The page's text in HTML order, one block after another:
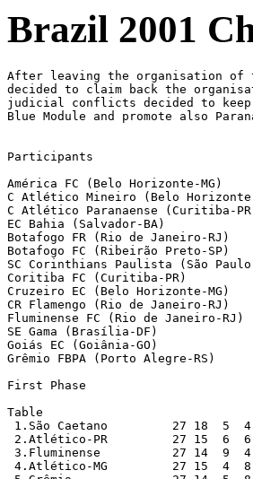
Brazil 2001
After leaving the organisation of the 2000 tournament to the Clube dos 13, CBF 
decided to claim back the organisation of that tournament in 2001.  To avoid
judicial conflicts decided to keep in the 1st level all participants of the 2000 
Blue Module and promote also Paraná, São Caetano and Botafogo-SP.


Participants

América FC (Belo Horizonte-MG)              Guarani FC (Campinas-SP)
C Atlético Mineiro (Belo Horizonte-MG)      SC Internacional (Porto Alegre-RS)
C Atlético Paranaense (Curitiba-PR)         EC Juventude (Caxias do Sul-RS)
EC Bahia (Salvador-BA)                      SE Palmeiras (São Paulo-SP)
Botafogo FR (Rio de Janeiro-RJ)             Paraná Clube (Curitiba-PR)
Botafogo FC (Ribeirão Preto-SP)             AA Ponte Preta (Campinas-SP)
SC Corinthians Paulista (São Paulo-SP)      A Portuguesa de Desportos (São Paulo-SP)
Coritiba FC (Curitiba-PR)                   Santa Cruz FC (Recife-PE)
Cruzeiro EC (Belo Horizonte-MG)             Santos FC (SP)
CR Flamengo (Rio de Janeiro-RJ)             AD São Caetano (São Caetano do Sul-SP)
Fluminense FC (Rio de Janeiro-RJ)           São Paulo FC (SP)
SE Gama (Brasília-DF)                       Sport Club Recife (PE)
Goiás EC (Goiânia-GO)                       CR Vasco da Gama (Rio de Janeiro-RJ)
Grêmio FBPA (Porto Alegre-RS)               EC Vitória (Salvador-BA)

First Phase

Table
 1.São Caetano         27 18  5  4  48-25  59  Qualified
 2.Atlético-PR         27 15  6  6  58-40  51  Qualified
 3.Fluminense          27 14  9  4  44-29  51  Qualified
 4.Atlético-MG         27 15  4  8  50-34  49  Qualified
 5.Grêmio              27 14  5  8  39-29  47  Qualified
 6.Ponte Preta         27 13  8  6  53-48  47  Qualified
 7.São Paulo           27 13  7  7  48-34  46  Qualified
 8.Bahia               27 13  6  8  43-38  45  Qualified
---------------------------------------------
 9.Internacional       27 12  4 11  38-40  40
10.Goiás               27 12  3 12  38-32  39
11.Vasco da Gama       27 10  9  8  57-36  39
12.Palmeiras           27 12  2 13  40-47  38
13.Portuguesa          27 11  4 12  31-33  37
14.Paraná              27 11  3 13  35-37  36
15.Santos              27  9  9  9  37-32  36
16.Vitória             27  9  9  9  33-37  36
17.Coritiba            27  9  8 10  31-32  35
18.Corinthians         27  9  7 11  46-45  34
19.Guarani             27  9  6 12  29-45  33
20.Gama                27  8  9 10  40-34  33
21.Cruzeiro            27  9  5 13  36-43  32
22.Juventude           27  6 12  9  29-37  30
23.Botafogo-RJ         27  8  5 14  41-51  29
24.Flamengo            27  8  5 14  25-39  29
- - - - - - - - - - - - - - - - - - - - - - -
25.Santa Cruz          27  7  6 14  31-50  27  Relegated
26.América-MG          27  6  7 14  32-46  25  Relegated
27.Botafogo-SP         27  6  7 14  23-41  25  Relegated
28.Sport Recife        27  5  4 18  24-46  19  Relegated

Round 1
[Aug 1]
Guarani        1-3  Palmeiras
  [Fernando Fumagalli 85'; Javier Arce 14', Tuta 53', Lopes 73']
Botafogo-RJ    1-1  América
  [Rodrigo Almeida 60'; Michael 43']
Portuguesa     0-1  Goiás
  [Gauchinho 22']
Flamengo       0-0  Ponte Preta
Corinthians    2-0  Vitória
  [Ricardinho 13', Paulo Nunes 57']
Paraná         1-0  Cruzeiro
  [Lúcio Flávio 81']
Internacional  0-2  Juventude
  [Edinho 33', Fernando 50']
Sport          1-1  Fluminense
  [Júnior Amorim 27'; Magno Alves 83']
Bahia          5-0  São Caetano
  [Nonato 8', 60', Marcos Vinícius 21', 79', Alex Alves 86']
Botafogo-SP    2-2  São Paulo
  [Mateus 22', Marcos Denner 67'; Belletti 38', Júlio Batista 77']
Gama           0-0  Vasco da Gama
Atlético-MG    1-1  Coritiba
  [Ronildo 52'; Edmílson 22']
[Aug 2]
Santos         1-1  Santa Cruz
  [Weldon 75'; Luizinho Vieira 84']
Atlético-PR    2-0  Grêmio
  [Kléber 4', Kléberson 58']

Round 2
[Aug 4]
Palmeiras      2-1  Bahia
  [Darío Muñoz 22', Lopes 24'; Preto 54']
Fluminense     2-0  Botafogo-SP
  [Jorginho 65', Agnaldo 90+2']
América        0-0  Portuguesa
Juventude      1-4  Atlético-MG
  [Fernando 84'p; Kim 13', Marques 47', 77', Álvaro 71']
[Aug 5]
Ponte Preta    2-2  Corinthians
  [Rodrigo Costa 12', Marquinhos 53'; Paulo Nunes 17', Gil 43']
Vasco da Gama  7-1  Guarani
  [Juninho Paulista 13', Romário 16'p, 19', 27', 36'p,